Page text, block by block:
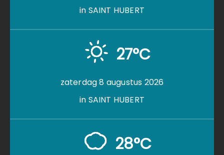
in SAINT HUBERT
27°C
zaterdag 8 augustus 2026
in SAINT HUBERT
28°C